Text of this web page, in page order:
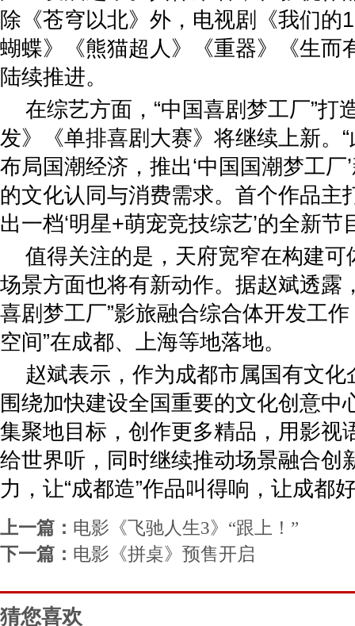
除《苍穹以北》外，电视剧《我们的
蝴蝶》《熊猫超人》《重器》《生而
陆续推进。
在综艺方面，“中国喜剧梦工厂”打
发》《单排喜剧大赛》将继续上新。
布局国潮经济，推出‘中国国潮梦工厂
的文化认同与消费需求。首个作品主
出一档‘明星+萌宠竞技综艺’的全新节
值得关注的是，天府宽窄在构建可
场景方面也将有新动作。据赵斌透露
喜剧梦工厂”影旅融合综合体开发工
空间”在成都、上海等地落地。
赵斌表示，作为成都市属国有文化
围绕加快建设全国重要的文化创意中
集聚地目标，创作更多精品，用影视
给世界听，同时继续推动场景融合创
力，让“成都造”作品叫得响，让成都
上一篇： 电影《飞驰人生3》“跟上！”
下一篇： 电影《拼桌》预售开启
猜您喜欢